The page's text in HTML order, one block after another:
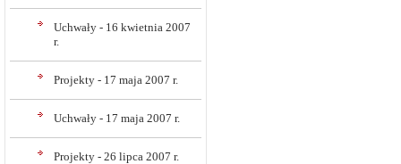
Uchwały - 16 kwietnia 2007
r.
Projekty - 17 maja 2007 r.
Uchwały - 17 maja 2007 r.
Projekty - 26 lipca 2007 r.